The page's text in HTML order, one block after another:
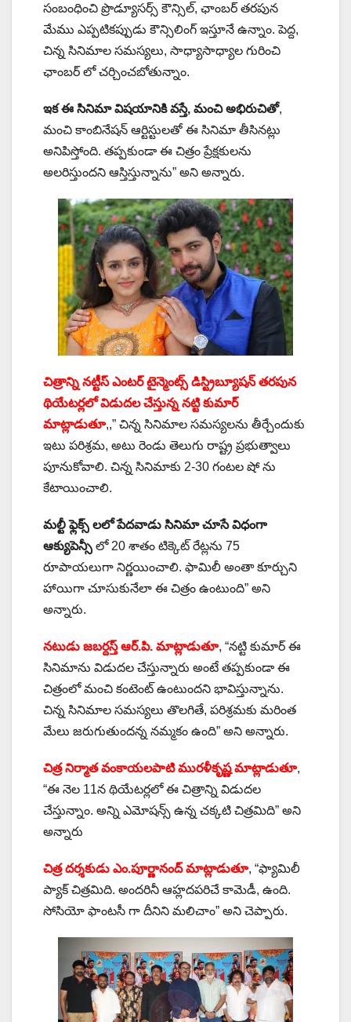
సంబంధించి ప్రొడ్యూసర్స్ కౌన్సిల్, ఛాంబర్ తరపున
మేము ఎప్పటికప్పుడు కౌన్సిలింగ్ ఇస్తూనే ఉన్నాం. పెద్ద,
చిన్న సినిమాల సమస్యలు, సాధ్యాసాధ్యాల గురించి
ఛాంబర్ లో చర్చించబోతున్నాం.
ఇక ఈ సినిమా విషయానికి వస్తే, మంచి అభిరుచితో,
మంచి కాంబినేషన్ ఆర్టిస్టులతో ఈ సినిమా తీసినట్లు
అనిపిస్తోంది. తప్పకుండా ఈ చిత్రం ప్రేక్షకులను
అలరిస్తుందని ఆస్తిస్తున్నాను” అని అన్నారు.
చిత్రాన్ని నట్టీస్ ఎంటర్ టైన్మెంట్స్ డిస్ట్రిబ్యూషన్ తరపున
థియేటర్లలో విడుదల చేస్తున్న నట్టి కుమార్
మాట్లాడుతూ,,” చిన్న సినిమాల సమస్యలను తీర్చేందుకు
ఇటు పరిశ్రమ, అటు రెండు తెలుగు రాష్ట్ర ప్రభుత్వాలు
పూనుకోవాలి. చిన్న సినిమాకు 2-30 గంటల షో ను
కేటాయించాలి.
మల్టీ ఫ్లెక్స్ లలో పేదవాడు సినిమా చూసే విధంగా
ఆక్యుపెన్సీ లో 20 శాతం టిక్కెట్ రేట్లను 75
రూపాయలుగా నిర్ణయించాలి. ఫామిలీ అంతా కూర్చుని
హాయిగా చూసుకునేలా ఈ చిత్రం ఉంటుంది” అని
అన్నారు.
నటుడు జబర్దస్త్ ఆర్.పి. మాట్లాడుతూ, “నట్టి కుమార్ ఈ
సినిమాను విడుదల చేస్తున్నారు అంటే తప్పకుండా ఈ
చిత్రంలో మంచి కంటెంట్ ఉంటుందని భావిస్తున్నాను.
చిన్న సినిమాల సమస్యలు తొలగితే, పరిశ్రమకు మరింత
మేలు జరుగుతుందన్న నమ్మకం ఉంది” అని అన్నారు.
చిత్ర నిర్మాత వంకాయలపాటి మురళీకృష్ణ మాట్లాడుతూ,
“ఈ నెల 11న థియేటర్లలో ఈ చిత్రాన్ని విడుదల
చేస్తున్నాం. అన్ని ఎమోషన్స్ ఉన్న చక్కటి చిత్రమిది” అని
అన్నారు
చిత్ర దర్శకుడు ఎం.పూర్ణానంద్ మాట్లాడుతూ, “ఫ్యామిలీ
ప్యాక్ చిత్రమిది. అందరినీ ఆహ్లదపరిచే కామెడీ, ఉంది.
సోసియో ఫాంటసీ గా దీనిని మలిచాం” అని చెప్పారు.